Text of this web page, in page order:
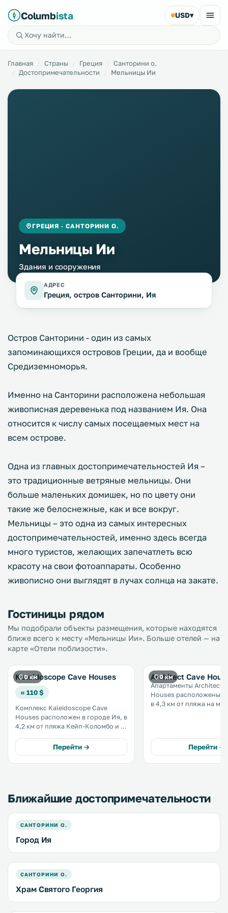
Columbista USD▾
Главная Страны Греция
Санторини о.
Достопримечательности
Мельницы Ии
ГРЕЦИЯ · САНТОРИНИ О.
Мельницы Ии
Здания и сооружения
АДРЕС
Греция, остров Санторини, Ия
Остров Санторини - один из самых
запоминающихся островов Греции, да и вообще
Средиземноморья.
Именно на Санторини расположена небольшая
живописная деревенька под названием Ия. Она
относится к числу самых посещаемых мест на
всем острове.
Одна из главных достопримечательностей Ия –
это традиционные ветряные мельницы. Они
больше маленьких домишек, но по цвету они
такие же белоснежные, как и все вокруг.
Мельницы – это одна из самых интересных
достопримечательностей, именно здесь всегда
много туристов, желающих запечатлеть всю
красоту на свои фотоаппараты. Особенно
живописно они выглядят в лучах солнца на закате.
Гостиницы рядом
Мы подобрали объекты размещения, которые находятся
ближе всего к месту «Мельницы Ии». Больше отелей — на
карте «Отели поблизости».
0 км
Kaleidoscope Cave Houses
≈ 110 $
Комплекс Kaleidoscope Cave
Houses расположен в городе Ия, в
4,2 км от пляжа Кейп-Коломбо и в
окон открывается вид на
кальдеру. К услугам гостей
бесплатный Wi-Fi, кондиционер и
Перейти →
0 км
Architect Cave
Апартаменты Architect
Houses расположены в
в 4,3 км от пляжа на
предоставляется
Перейти →
Ближайшие достопримечательности
САНТОРИНИ О.
Город Ия
САНТОРИНИ О.
Храм Святого Георгия